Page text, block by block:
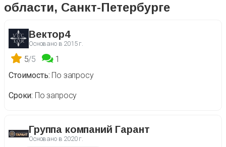
области, Санкт-Петербурге
Вектор4
Основано в 2015 г.
5/5
1
Стоимость По запросу
Сроки По запросу
Группа компаний Гарант
Основано в 2020 г.